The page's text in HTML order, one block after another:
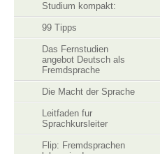
Studium kompakt:
99 Tipps
Das Fernstudien
angebot Deutsch als
Fremdsprache
Die Macht der Sprache
Leitfaden fur
Sprachkursleiter
Flip: Fremdsprachen